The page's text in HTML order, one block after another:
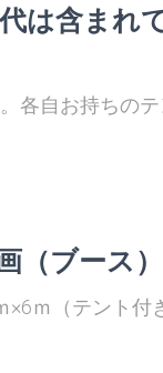
は含まれ
各自お持ちの
（ブース
ｍ（テント付